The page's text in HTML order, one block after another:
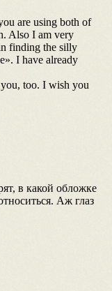
are using both of
Also I am very
finding the silly
I have already
too. I wish you
в какой обложке
Аж глаз